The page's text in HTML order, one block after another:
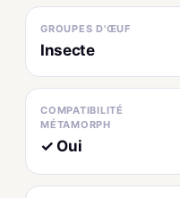
GROUPES D'ŒUF
Insecte
COMPATIBILITÉ
MÉTAMORPH
✓ Oui